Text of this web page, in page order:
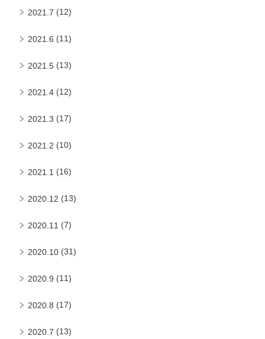
2021.7 (12)
2021.6 (11)
2021.5 (13)
2021.4 (12)
2021.3 (17)
2021.2 (10)
2021.1 (16)
2020.12 (13)
2020.11 (7)
2020.10 (31)
2020.9 (11)
2020.8 (17)
2020.7 (13)